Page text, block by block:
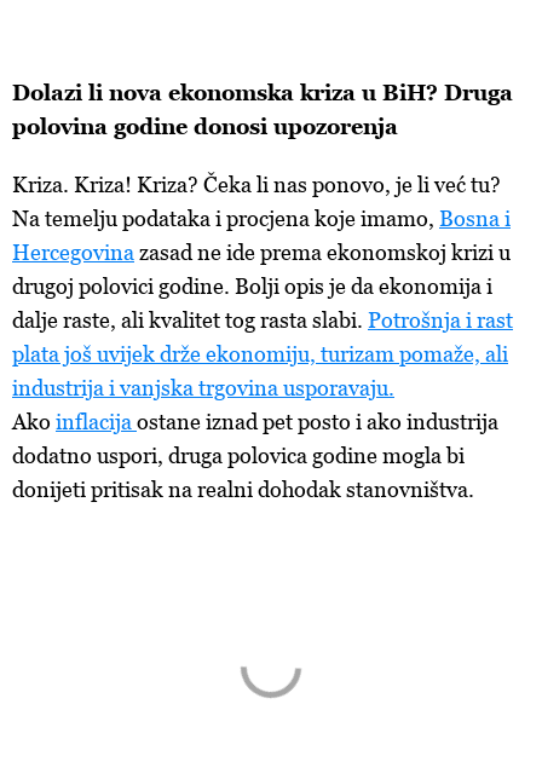
Dolazi li nova ekonomska kriza u BiH? Druga
polovina godine donosi upozorenja
Kriza. Kriza! Kriza? Čeka li nas ponovo, je li već tu?
Na temelju podataka i procjena koje imamo, Bosna i
Hercegovina zasad ne ide prema ekonomskoj krizi u
drugoj polovici godine. Bolji opis je da ekonomija i
dalje raste, ali kvalitet tog rasta slabi. Potrošnja i rast
plata još uvijek drže ekonomiju, turizam pomaže, ali
industrija i vanjska trgovina usporavaju.
Ako inflacija ostane iznad pet posto i ako industrija
dodatno uspori, druga polovica godine mogla bi
donijeti pritisak na realni dohodak stanovništva.